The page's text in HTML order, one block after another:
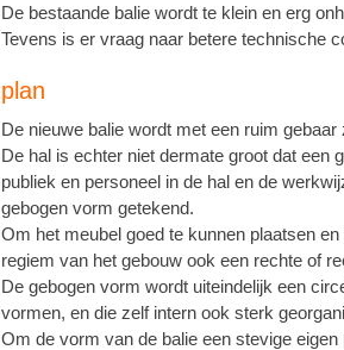
De bestaande balie wordt te klein en erg
Tevens is er vraag naar betere technische
plan
De nieuwe balie wordt met een ruim
De hal is echter niet dermate groot dat een
publiek en personeel in de hal en de
gebogen vorm getekend.
Om het meubel goed te kunnen plaatsen
regiem van het gebouw ook een rechte of
De gebogen vorm wordt uiteindelijk een
vormen, en die zelf intern ook sterk
Om de vorm van de balie een stevige